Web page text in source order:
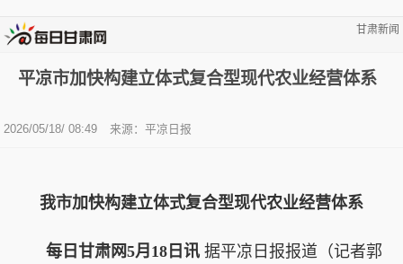
甘肃新闻
平凉市加快构建立体式复合型现代农业经营体系
2026/05/18/ 08:49 来源：平凉日报
我市加快构建立体式复合型现代农业经营体系
每日甘肃网5月18日讯 据平凉日报报道（记者郭